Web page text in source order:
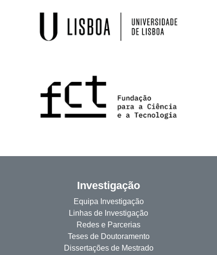
Investigação
Equipa Investigação
Linhas de Investigação
Redes e Parcerias
Teses de Doutoramento
Dissertações de Mestrado